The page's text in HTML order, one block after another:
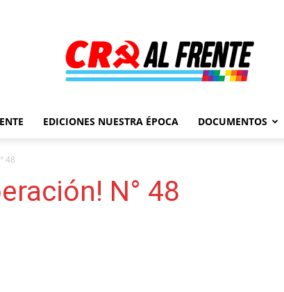
Al
EDICIONES NUESTRA ÉPOCA DOCUMENTOS
48
N° 48